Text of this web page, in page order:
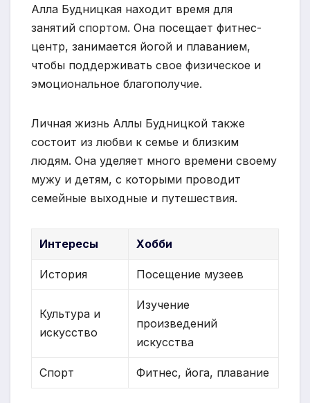
Алла Будницкая находит время для
занятий спортом. Она посещает фитнес-
центр, занимается йогой и плаванием,
чтобы поддерживать свое физическое и
эмоциональное благополучие.
Личная жизнь Аллы Будницкой также
состоит из любви к семье и близким
людям. Она уделяет много времени своему
мужу и детям, с которыми проводит
семейные выходные и путешествия.
Интересы Хобби
История Посещение музеев
Культура и
искусство
Изучение
произведений
искусства
Спорт Фитнес, йога, плавание